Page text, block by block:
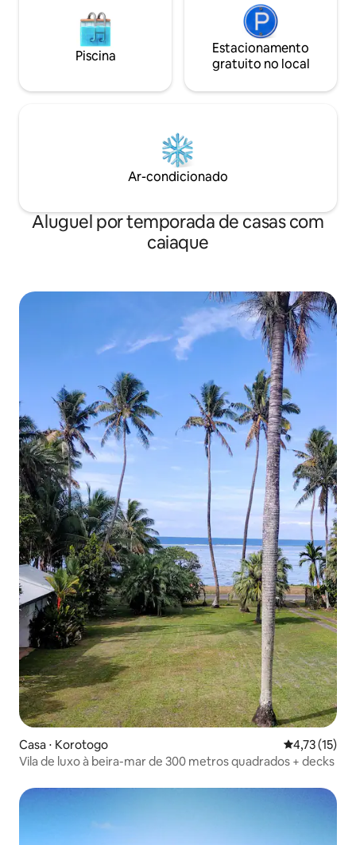
Piscina
Estacionamento
gratuito no local
Ar-condicionado
Aluguel por temporada de casas com
caiaque
Casa ⋅ Korotogo 4,73 de uma
4,73 (15)
Vila de luxo à beira-mar de 300 metros quadrados + decks